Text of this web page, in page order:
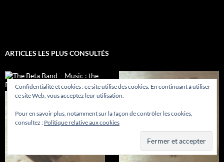
ARTICLES LES PLUS CONSULTÉS
Confidentialité et cookies : ce site utilise des cookies. En continuant à utiliser
ce site Web, vous acceptez leur utilisation.
Pour en savoir plus, notamment sur la façon de contrôler les cookies,
consultez : Politique relative aux cookies